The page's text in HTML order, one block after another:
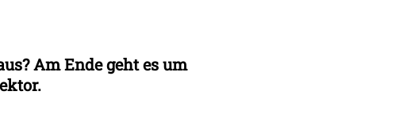
Am Ende geht es um